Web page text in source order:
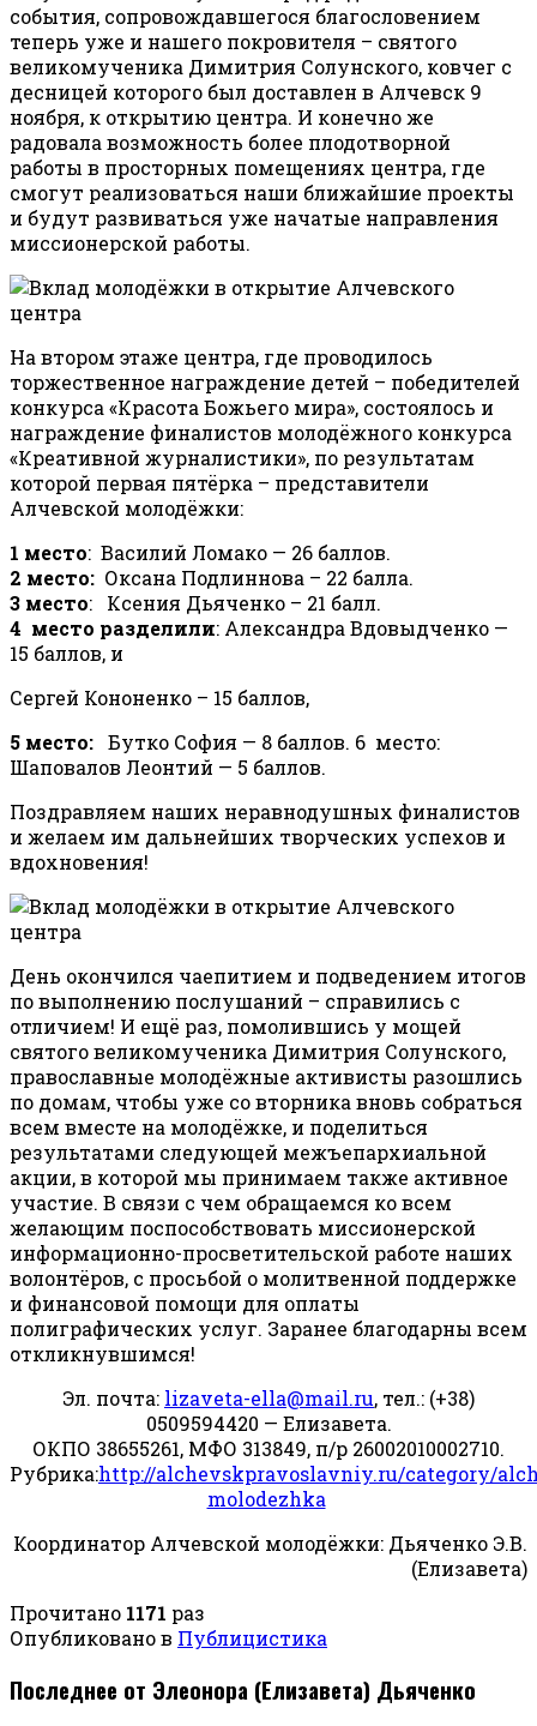
события, сопровождавшегося благословением
теперь уже и нашего покровителя – святого
великомученика Димитрия Солунского, ковчег с
десницей которого был доставлен в Алчевск 9
ноября, к открытию центра. И конечно же
радовала возможность более плодотворной
работы в просторных помещениях центра, где
смогут реализоваться наши ближайшие проекты
и будут развиваться уже начатые направления
миссионерской работы.
На втором этаже центра, где проводилось
торжественное награждение детей – победителей
конкурса «Красота Божьего мира», состоялось и
награждение финалистов молодёжного конкурса
«Креативной журналистики», по результатам
которой первая пятёрка – представители
Алчевской молодёжки:
1 место: Василий Ломако — 26 баллов.
2 место: Оксана Подлиннова – 22 балла.
3 место: Ксения Дьяченко – 21 балл.
4 место разделили: Александра Вдовыдченко —
15 баллов, и
Сергей Кононенко – 15 баллов,
5 место: Бутко София — 8 баллов. 6 место:
Шаповалов Леонтий — 5 баллов.
Поздравляем наших неравнодушных финалистов
и желаем им дальнейших творческих успехов и
вдохновения!
День окончился чаепитием и подведением итогов
по выполнению послушаний – справились с
отличием! И ещё раз, помолившись у мощей
святого великомученика Димитрия Солунского,
православные молодёжные активисты разошлись
по домам, чтобы уже со вторника вновь собраться
всем вместе на молодёжке, и поделиться
результатами следующей межъепархиальной
акции, в которой мы принимаем также активное
участие. В связи с чем обращаемся ко всем
желающим поспособствовать миссионерской
информационно-просветительской работе наших
волонтёров, с просьбой о молитвенной поддержке
и финансовой помощи для оплаты
полиграфических услуг. Заранее благодарны всем
откликнувшимся!
Эл. почта: lizaveta-ella@mail.ru, тел.: (+38)
0509594420 — Елизавета.
ОКПО 38655261, МФО 313849, п/р 26002010002710.
Рубрика:http://alchevskpravoslavniy.ru/category/
molodezhka
Координатор Алчевской молодёжки: Дьяченко Э.В.
(Елизавета)
Прочитано 1171 раз
Опубликовано в Публицистика
Последнее от Элеонора (Елизавета) Дьяченко